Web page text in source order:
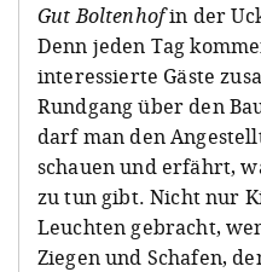
Gut Boltenhofin der
Denn jeden Tag
interessierte Gäste
Rundgang über den
darf man den
schauen und erfährt,
zu tun gibt. Nicht nur
Leuchten gebracht,
Ziegen und Schafen,